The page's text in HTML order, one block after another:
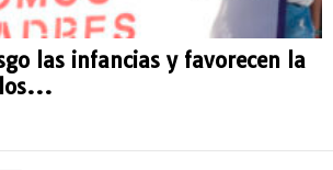
las infancias y favorecen la